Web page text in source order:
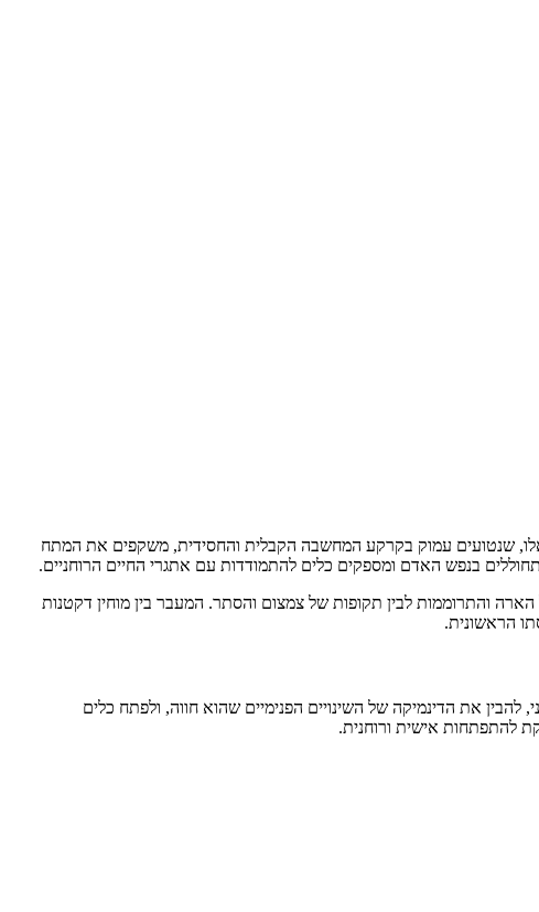
אלו, שנטועים עמוק בקרקע המחשבה הקבלית והחסידית, משקפים את המתח
בנפש האדם ומספקים כלים להתמודדות עם אתגרי החיים הרוחניים.
והתרוממות לבין תקופות של צמצום והסתר. המעבר בין מוחין דקטנות
הראשונית.
את הדינמיקה של השינויים הפנימיים שהוא חווה, ולפתח כלים
להתפתחות אישית ורוחנית.